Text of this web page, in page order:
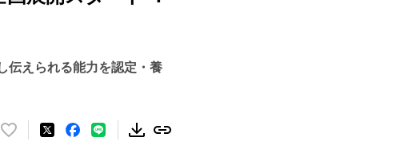
伝えられる能力を認定・養
い